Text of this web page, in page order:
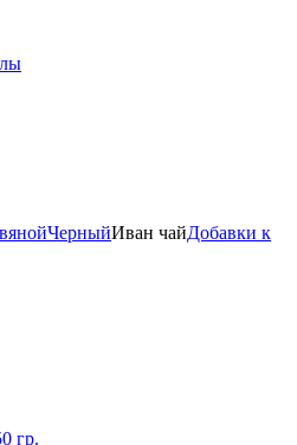
ЧерныйИван чайДобавки к